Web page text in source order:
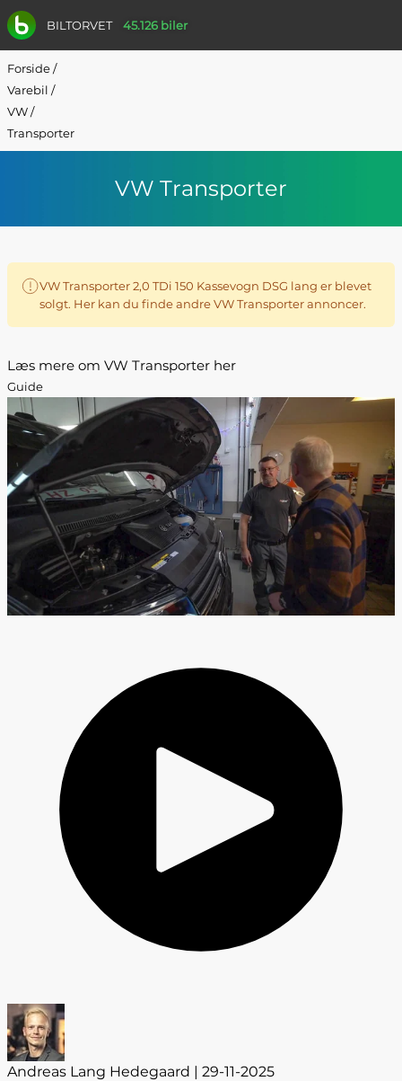
BILTORVET 45.126 biler
Forside/
Varebil /
VW/
Transporter
VW Transporter
VW Transporter 2,0 TDi 150 Kassevogn DSG lang er blevet
solgt. Her kan du finde andre VW Transporter annoncer.
Læs mere om VW Transporter her
Guide
Andreas Lang Hedegaard | 29-11-2025